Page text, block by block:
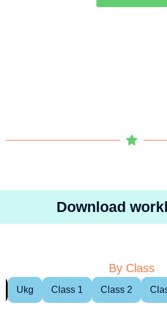
Download
By Class
Ukg Class 1 Class 2